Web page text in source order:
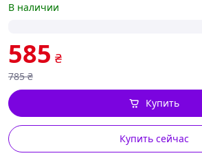
В наличии
585 ₴
785 ₴
Купить сейчас
Купить